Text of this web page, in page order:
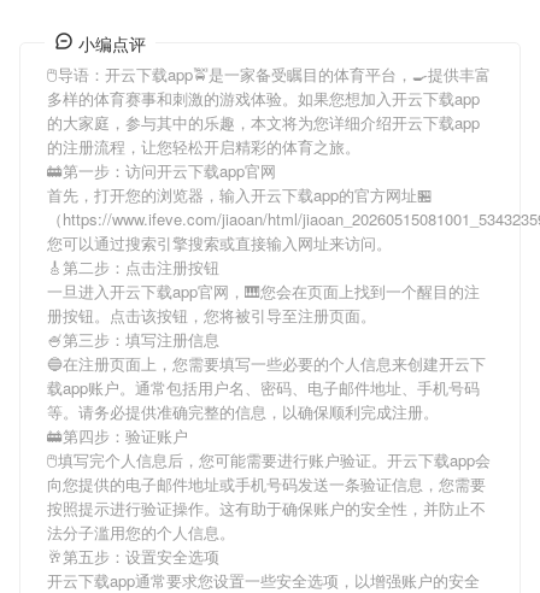
小编点评
🖱导语： 开云下载app🚖是一家备受瞩目的体育平台，🍳提供丰富
多样的体育赛事和刺激的游戏体验。如果您想加入开云下载app
的大家庭，参与其中的乐趣，本文将为您详细介绍开云下载app
的注册流程，让您轻松开启精彩的体育之旅。
🚋第一步：访问开云下载app官网
首先，打开您的浏览器，输入开云下载app的官方网址🏪
（https://www.ifeve.com/jiaoan/html/
您可以通过搜索引擎搜索或直接输入网址来访问。
🎸第二步：点击注册按钮
一旦进入开云下载app官网，🎹您会在页面上找到一个醒目的注
册按钮。点击该按钮，您将被引导至注册页面。
🍧第三步：填写注册信息
🔵在注册页面上，您需要填写一些必要的个人信息来创建开云下
载app账户。通常包括用户名、密码、电子邮件地址、手机号码
等。请务必提供准确完整的信息，以确保顺利完成注册。
🚋第四步：验证账户
🖱填写完个人信息后，您可能需要进行账户验证。 开云下载app会
向您提供的电子邮件地址或手机号码发送一条验证信息，您需要
按照提示进行验证操作。这有助于确保账户的安全性，并防止不
法分子滥用您的个人信息。
🥂第五步：设置安全选项
开云下载app通常要求您设置一些安全选项，以增强账户的安全